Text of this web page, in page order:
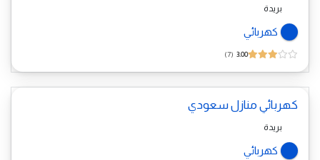
بريدة
كهربائي
3.00
7
كهربائي منازل سعودي
بريدة
كهربائي